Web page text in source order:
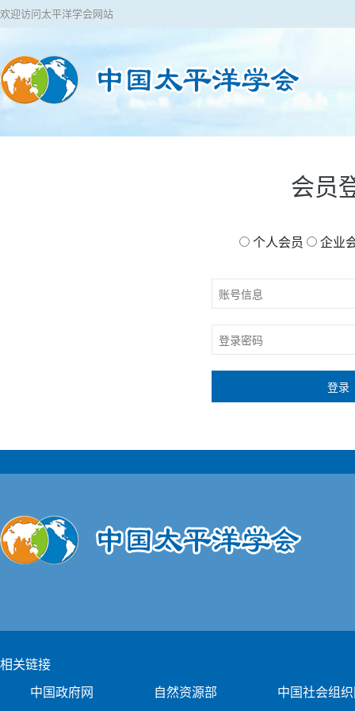
欢迎访问太平洋学会网站
会员
个人会员 企业
相关链接
中国政府网
自然资源部 中国社会组